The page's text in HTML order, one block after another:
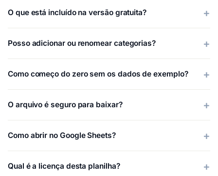
O que está incluído na versão gratuita?
Posso adicionar ou renomear categorias?
Como começo do zero sem os dados de exemplo?
O arquivo é seguro para baixar?
Como abrir no Google Sheets?
Qual é a licença desta planilha?